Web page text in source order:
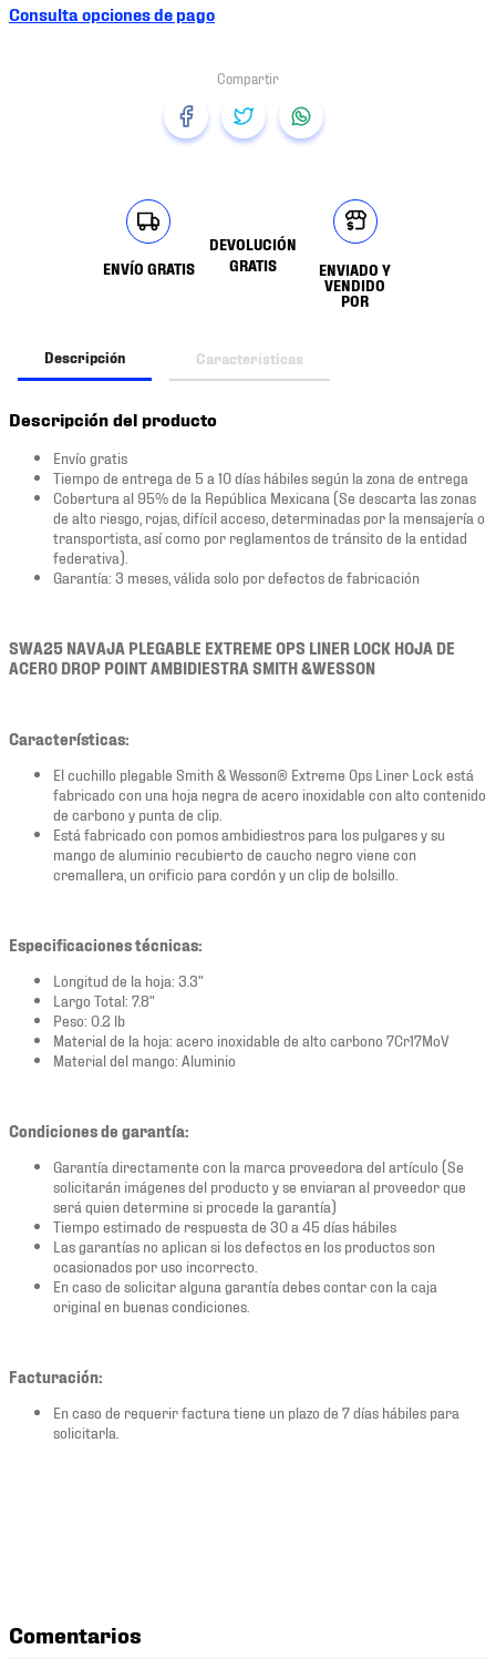
Consulta opciones de pago
ENVÍO GRATIS
DEVOLUCIÓN
GRATIS
ENVIADO Y
VENDIDO
POR
Descripción Características
Descripción del producto
Envío gratis
Tiempo de entrega de 5 a 10 días hábiles según la zona de entrega
Cobertura al 95% de la República Mexicana (Se descarta las zonas
de alto riesgo, rojas, difícil acceso, determinadas por la mensajería o
transportista, así como por reglamentos de tránsito de la entidad
federativa).
Garantía: 3 meses, válida solo por defectos de fabricación
SWA25 NAVAJA PLEGABLE EXTREME OPS LINER LOCK HOJA DE
ACERO DROP POINT AMBIDIESTRA SMITH &WESSON
Características:
El cuchillo plegable Smith & Wesson® Extreme Ops Liner Lock está
fabricado con una hoja negra de acero inoxidable con alto contenido
de carbono y punta de clip.
Está fabricado con pomos ambidiestros para los pulgares y su
mango de aluminio recubierto de caucho negro viene con
cremallera, un orificio para cordón y un clip de bolsillo.
Especificaciones técnicas:
Longitud de la hoja: 3.3"
Largo Total: 7.8"
Peso: 0.2 lb
Material de la hoja: acero inoxidable de alto carbono 7Cr17MoV
Material del mango: Aluminio
Condiciones de garantía:
Garantía directamente con la marca proveedora del artículo (Se
solicitarán imágenes del producto y se enviaran al proveedor que
será quien determine si procede la garantía)
Tiempo estimado de respuesta de 30 a 45 días hábiles
Las garantías no aplican si los defectos en los productos son
ocasionados por uso incorrecto.
En caso de solicitar alguna garantía debes contar con la caja
original en buenas condiciones.
Facturación:
En caso de requerir factura tiene un plazo de 7 días hábiles para
solicitarla.
Comentarios